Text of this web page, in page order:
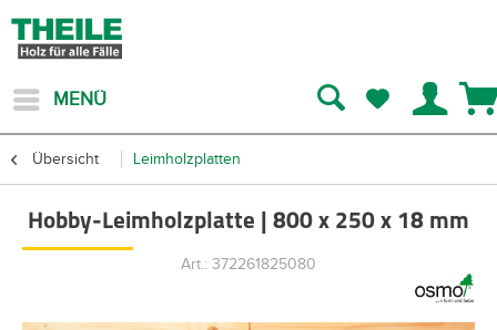
MENÜ
Übersicht Leimholzplatten
Hobby-Leimholzplatte | 800 x 250 x 18 mm
Art.: 372261825080